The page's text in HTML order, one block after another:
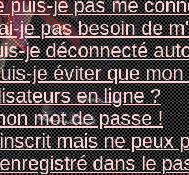
puis-je pas me
je pas besoin de
je déconnecté
je éviter que
en ligne ?
mot de passe !
mais ne peux
dans le